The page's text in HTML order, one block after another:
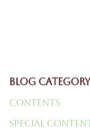
Blog Category
Contents
Special Contents